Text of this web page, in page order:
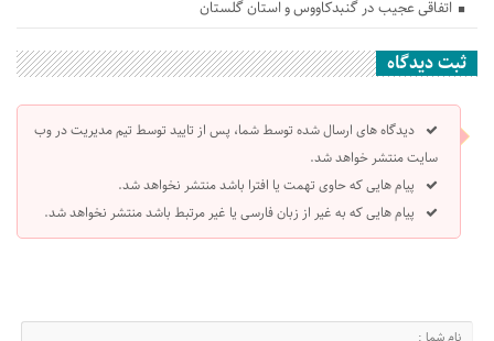
اتفاقی عجیب در‌ گنبدکاووس و استان گلستان
ثبت دیدگاه
دیدگاه های ارسال شده توسط شما، پس از تایید توسط تیم مدیریت در وب
سایت منتشر خواهد شد.
پیام هایی که حاوی تهمت یا افترا باشد منتشر نخواهد شد.
پیام هایی که به غیر از زبان فارسی یا غیر مرتبط باشد منتشر نخواهد شد.